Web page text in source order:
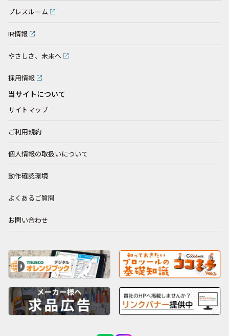
プレスルーム
IR情報
やさしさ、未来へ
採用情報
当サイトについて
サイトマップ
ご利用規約
個人情報の取扱いについて
動作確認環境
よくあるご質問
お問い合わせ